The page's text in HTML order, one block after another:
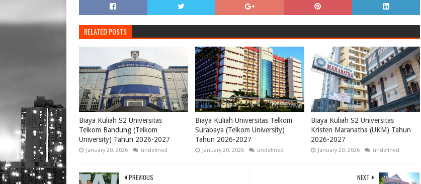
RELATED POSTS
Biaya Kuliah S2 Universitas
Telkom Bandung (Telkom
University) Tahun 2026-2027
January 20, 2026 undefined
Biaya Kuliah Universitas Telkom
Surabaya (Telkom University)
Tahun 2026-2027
January 20, 2026 undefined
Biaya Kuliah S2 Universitas
Kristen Maranatha (UKM) Tahun
2026-2027
January 20, 2026 undefined
NEXT
PREVIOUS